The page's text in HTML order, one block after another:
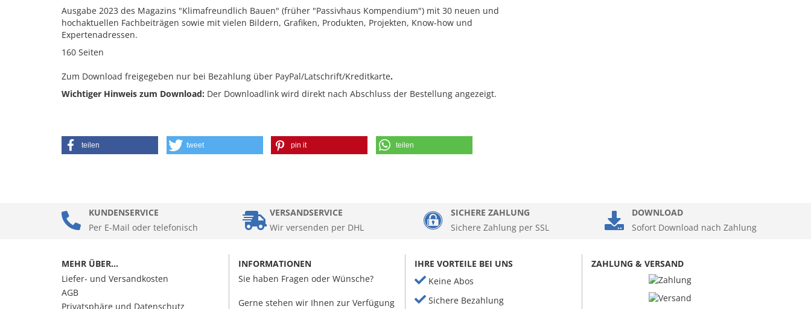
Ausgabe 2023 des Magazins "Klimafreundlich Bauen" (früher "Passivhaus Kompendium") mit 30 neuen und
hochaktuellen Fachbeiträgen sowie mit vielen Bildern, Grafiken, Produkten, Projekten, Know-how und
Expertenadressen.
160 Seiten
Zum Download freigegeben nur bei Bezahlung über PayPal/Latschrift/Kreditkarte.
Wichtiger Hinweis zum Download: Der Downloadlink wird direkt nach Abschluss der Bestellung angezeigt.
teilen tweet pin it teilen
KUNDENSERVICE
Per E-Mail oder telefonisch
VERSANDSERVICE
Wir versenden per DHL
SICHERE ZAHLUNG
Sichere Zahlung per SSL
DOWNLOAD
Sofort Download nach Zahlung
MEHR ÜBER...
Liefer- und Versandkosten
AGB
Privatsphäre und Datenschutz
INFORMATIONEN
Sie haben Fragen oder Wünsche?
Gerne stehen wir Ihnen zur Verfügung
IHRE VORTEILE BEI UNS
Keine Abos
Sichere Bezahlung
ZAHLUNG & VERSAND